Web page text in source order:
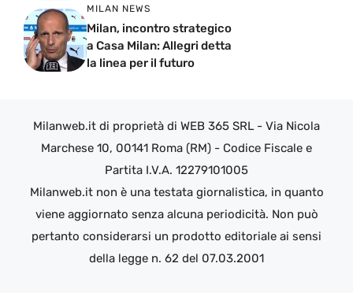
MILAN NEWS
Milan, incontro strategico
a Casa Milan: Allegri detta
la linea per il futuro
Milanweb.it di proprietà di WEB 365 SRL - Via Nicola
Marchese 10, 00141 Roma (RM) - Codice Fiscale e
Partita I.V.A. 12279101005
Milanweb.it non è una testata giornalistica, in quanto
viene aggiornato senza alcuna periodicità. Non può
pertanto considerarsi un prodotto editoriale ai sensi
della legge n. 62 del 07.03.2001